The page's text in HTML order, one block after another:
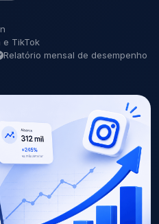
e TikTok
Relatório mensal de desempenho